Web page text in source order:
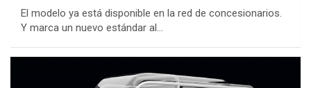
El modelo ya está disponible en la red de concesionarios.
Y marca un nuevo estándar al…